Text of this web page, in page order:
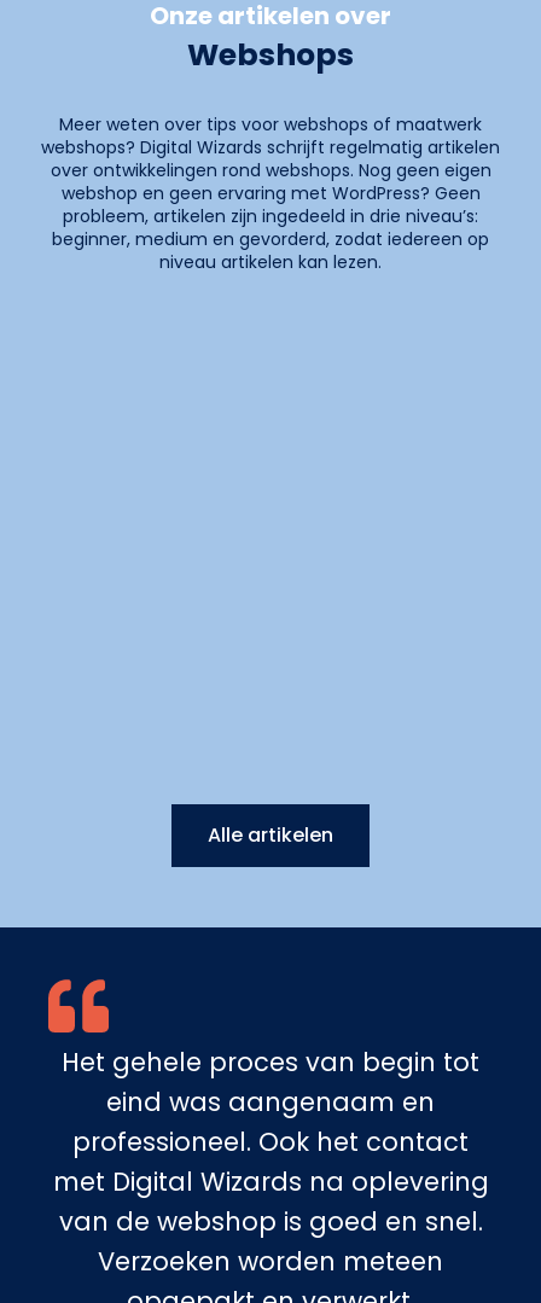
Onze artikelen over
Webshops
Meer weten over tips voor webshops of maatwerk
webshops? Digital Wizards schrijft regelmatig artikelen
over ontwikkelingen rond webshops. Nog geen eigen
webshop en geen ervaring met WordPress? Geen
probleem, artikelen zijn ingedeeld in drie niveau’s:
beginner, medium en gevorderd, zodat iedereen op
niveau artikelen kan lezen.
Alle artikelen
Het gehele proces van begin tot
eind was aangenaam en
professioneel. Ook het contact
met Digital Wizards na oplevering
van de webshop is goed en snel.
Verzoeken worden meteen